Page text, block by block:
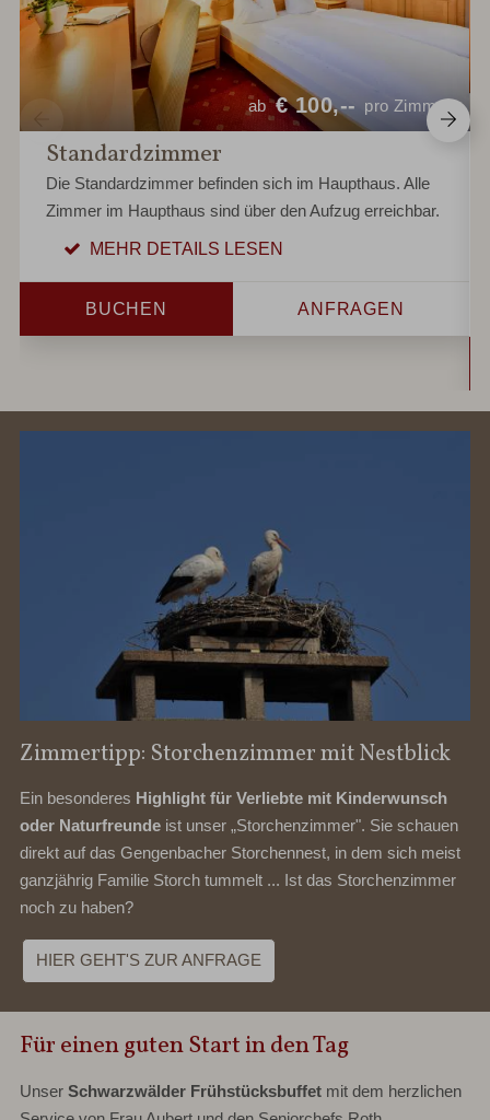
ab € 100,-- pro Zimmer
Standardzimmer
Die Standardzimmer befinden sich im Haupthaus. Alle
Zimmer im Haupthaus sind über den Aufzug erreichbar.
MEHR DETAILS LESEN
BUCHEN ANFRAGEN
Zimmertipp: Storchenzimmer mit Nestblick
Ein besonderes Highlight für Verliebte mit Kinderwunsch
oder Naturfreunde ist unser „Storchenzimmer". Sie schauen
direkt auf das Gengenbacher Storchennest, in dem sich meist
ganzjährig Familie Storch tummelt ... Ist das Storchenzimmer
noch zu haben?
HIER GEHT'S ZUR ANFRAGE
Für einen guten Start in den Tag
UnserSchwarzwälder Frühstücksbuffet mit dem herzlichen